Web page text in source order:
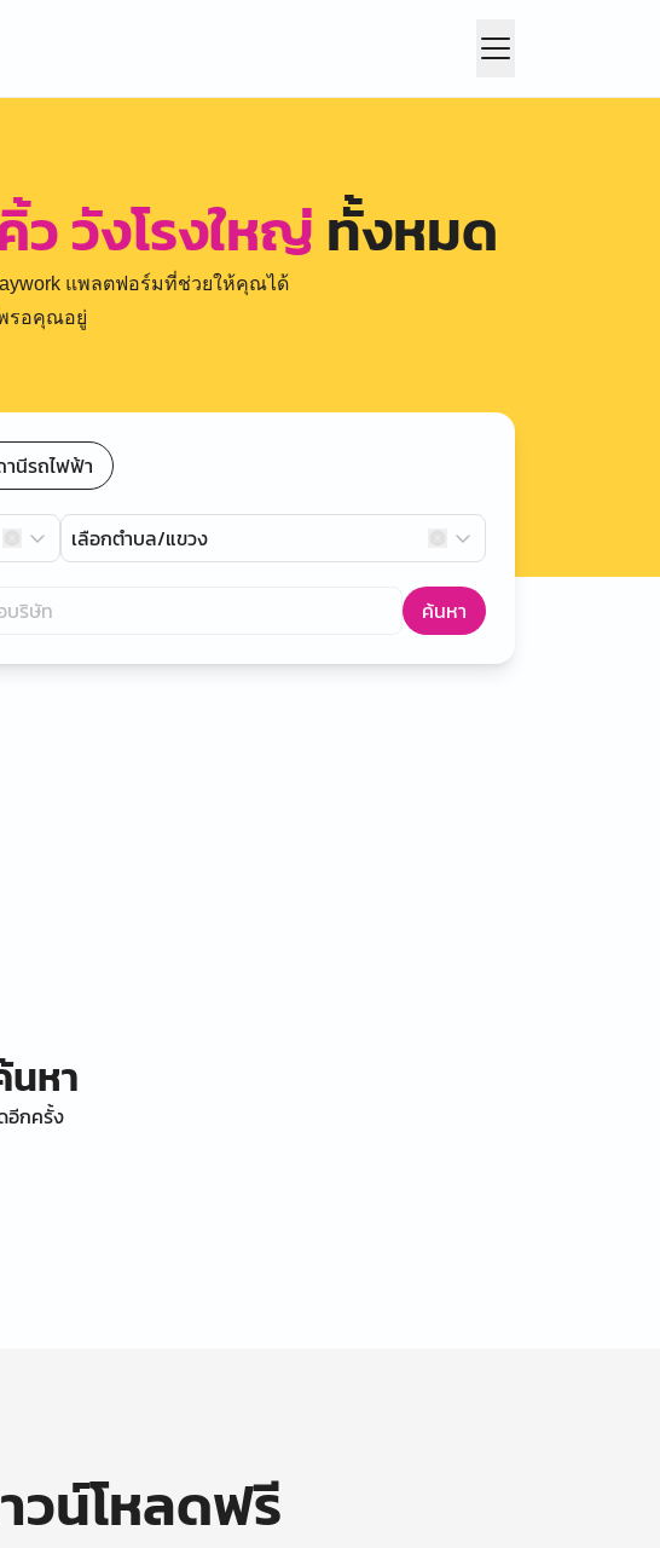
วังโรงใหญ่ ทั้งหมด
แพลตฟอร์มที่ช่วยให้คุณได้
พรอคุณอยู่
นีรถไฟฟ้า
เลือกตำบล/แขวง
ค้นหา
หา
อีกครั้ง
วน์โหลดฟรี